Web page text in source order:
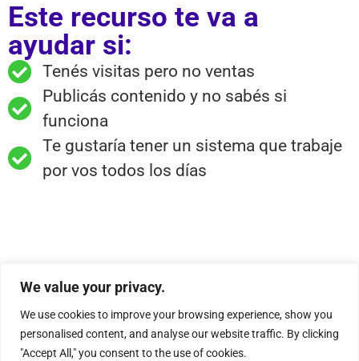
We value your privacy.
We use cookies to improve your browsing experience, show you
personalised content, and analyse our website traffic. By clicking
"Accept All," you consent to the use of cookies.
Este recurso te va a
ayudar si:
Tenés visitas pero no ventas
Publicás contenido y no sabés si
funciona
Te gustaría tener un sistema que trabaje
por vos todos los días
💡 Aprendé a estructurar embudos que atraen,
nutren y convierten sin complicarte.
Con herramientas simples, estrategias
probadas y lenguaje claro, incluso si no sos